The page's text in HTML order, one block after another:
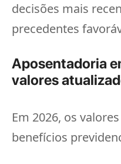
decisões mais
precedentes
Aposentadoria
valores
Em 2026, os
benefícios